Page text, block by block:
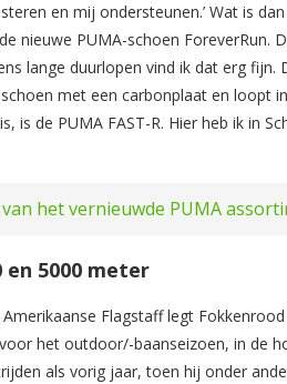
en mij ondersteunen.’ Wat is
nieuwe PUMA-schoen ForeverRun.
lange duurlopen vind ik dat erg fijn.
met een carbonplaat en loopt
is de PUMA FAST-R. Hier heb ik in
het vernieuwde PUMA
en 5000 meter
Flagstaff legt
het outdoor/-baanseizoen, in de
als vorig jaar, toen hij onder